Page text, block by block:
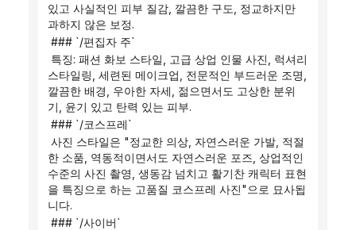
있고 사실적인 피부 질감, 깔끔한 구도, 정교하지만
과하지 않은 보정.
### `/편집자 주`
스타일링, 세련된 메이크업, 전문적인 부드러운 조명,
깔끔한 배경, 우아한 자세, 젊으면서도 고상한 분위
기, 윤기 있고 탄력 있는 피부.
### `/코스프레`
한 소품, 역동적이면서도 자연스러운 포즈, 상업적인
수준의 사진 촬영, 생동감 넘치고 활기찬 캐릭터 표현
을 특징으로 하는 고품질 코스프레 사진"으로 묘사됩
니다.
### `/사이버`